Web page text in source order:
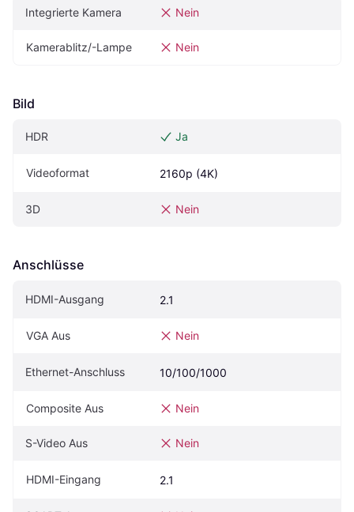
Integrierte Kamera Nein
Kamerablitz/-Lampe Nein
Bild
HDR Ja
Videoformat 2160p (4K)
3D Nein
Anschlüsse
HDMI-Ausgang 2.1
VGA Aus Nein
Ethernet-Anschluss 10/100/1000
Composite Aus Nein
S-Video Aus Nein
HDMI-Eingang 2.1